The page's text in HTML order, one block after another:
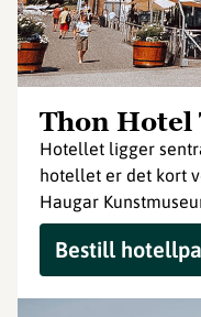
Thon Hotel
Hotellet ligger
hotellet er det kort
Haugar
Bestill